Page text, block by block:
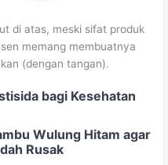
di atas, meski sifat produk
memang membuatnya
(dengan tangan).
bagi Kesehatan
Wulung Hitam agar
Rusak